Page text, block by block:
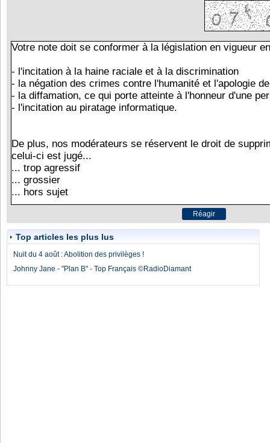
Top articles les plus lus
Nuit du 4 août : Abolition des privilèges !
Johnny Jane - "Plan B" - Top Français ©RadioDiamant